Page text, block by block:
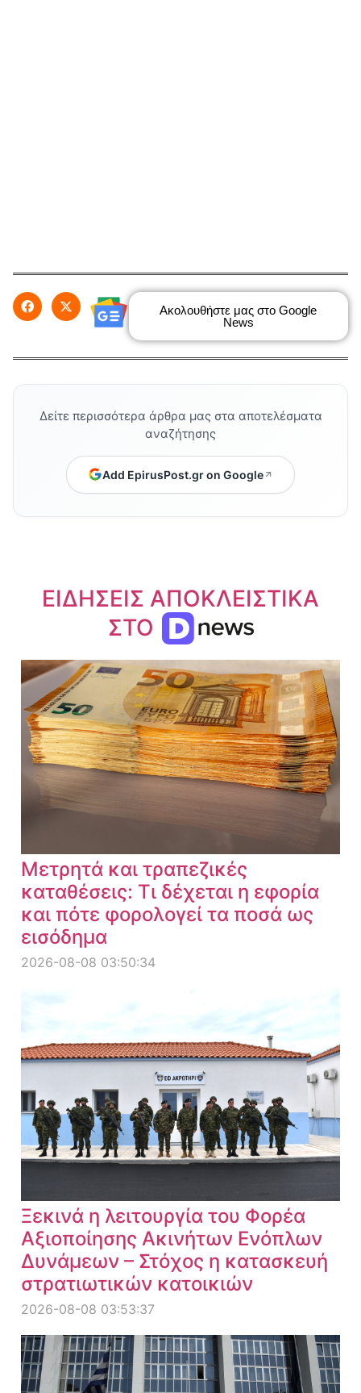
Ακολουθήστε μας στο Google
News
Δείτε περισσότερα άρθρα μας στα αποτελέσματα
αναζήτησης
Add EpirusPost.gr on Google
ΕΙΔΗΣΕΙΣ ΑΠΟΚΛΕΙΣΤΙΚΑ
ΣΤΟ
Μετρητά και τραπεζικές
καταθέσεις: Τι δέχεται η εφορία
και πότε φορολογεί τα ποσά ως
εισόδημα
2026-08-08 03:50:34
Ξεκινά η λειτουργία του Φορέα
Αξιοποίησης Ακινήτων Ενόπλων
Δυνάμεων – Στόχος η κατασκευή
στρατιωτικών κατοικιών
2026-08-08 03:53:37